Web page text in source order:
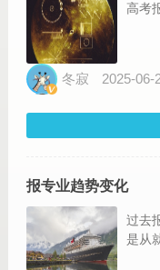
高考
冬寂 2025-06-
报专业趋势变化
过去
是从